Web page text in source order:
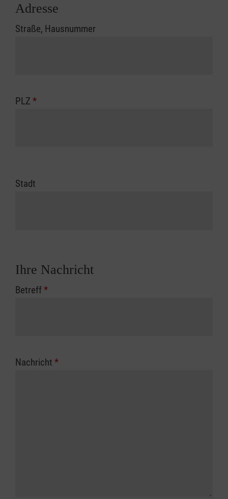
Adresse
Straße, Hausnummer
PLZ *
Stadt
Ihre Nachricht
Betreff*
Nachricht *